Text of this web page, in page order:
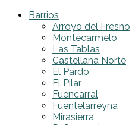
Barrios
Arroyo del Fresno
Montecarmelo
Las Tablas
Castellana Norte
El Pardo
El Pilar
Fuencarral
Fuentelarreyna
Mirasierra